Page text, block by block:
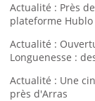
Actualité : Près
plateforme
Actualité :
Longuenesse :
Actualité : Une
près d'Arras